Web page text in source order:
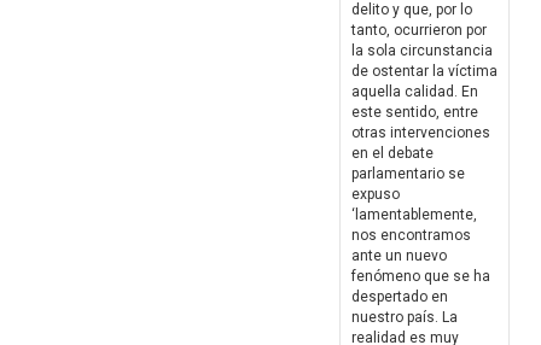
delito y que, por lo
tanto, ocurrieron por
la sola circunstancia
de ostentar la víctima
aquella calidad. En
este sentido, entre
otras intervenciones
en el debate
parlamentario se
expuso
‘lamentablemente,
nos encontramos
ante un nuevo
fenómeno que se ha
despertado en
nuestro país. La
realidad es muy